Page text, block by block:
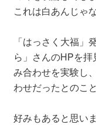
これは白あんじゃ
「はっさく大福
ら」さんのHPを
み合わせを実験し
わせだったとのこ
好みもあると思い